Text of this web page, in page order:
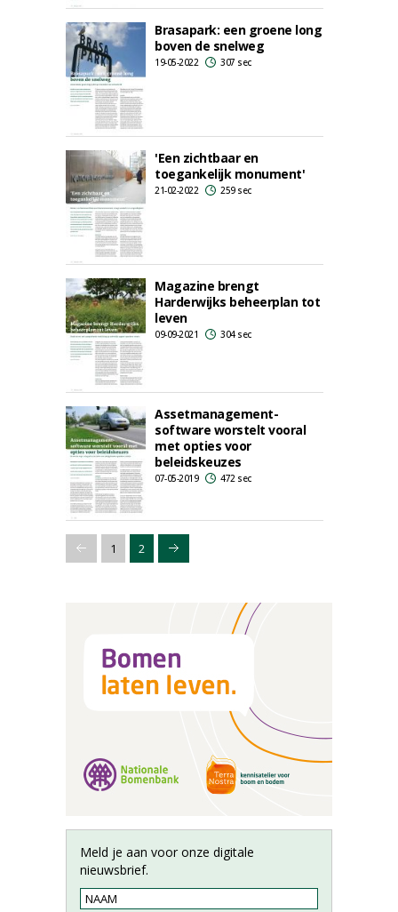
Brasapark: een groene long
boven de snelweg
19-05-2022 307 sec
'Een zichtbaar en
toegankelijk monument'
21-02-2022 259 sec
Magazine brengt
Harderwijks beheerplan tot
leven
09-09-2021 304 sec
Assetmanagement-
software worstelt vooral
met opties voor
beleidskeuzes
07-05-2019 472 sec
1 2
Meld je aan voor onze digitale
nieuwsbrief.